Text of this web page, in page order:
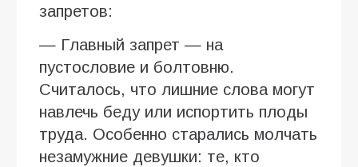
запретов:
— Главный запрет — на
пустословие и болтовню.
Считалось, что лишние слова могут
навлечь беду или испортить плоды
труда. Особенно старались молчать
незамужние девушки: те, кто